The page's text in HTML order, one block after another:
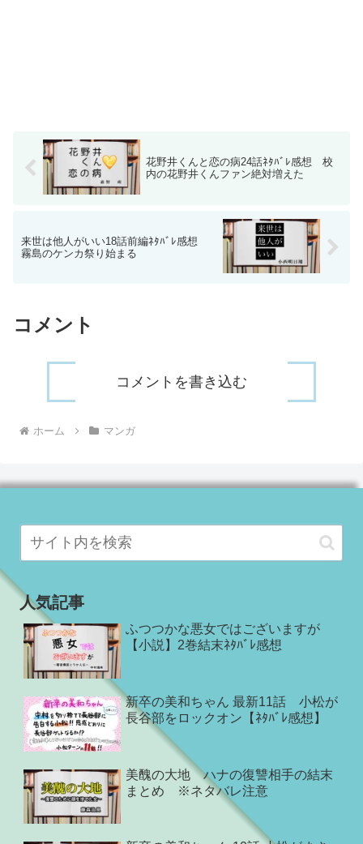
花野井くんと恋の病24話ﾈﾀﾊﾞﾚ感想 校
内の花野井くんファン絶対増えた
来世は他人がいい18話前編ﾈﾀﾊﾞﾚ感想
霧島のケンカ祭り始まる
コメント
コメントを書き込む
ホーム マンガ
人気記事
ふつつかな悪女ではございますが
【小説】2巻結末ﾈﾀﾊﾞﾚ感想
新卒の美和ちゃん 最新11話 小松が
長谷部をロックオン【ﾈﾀﾊﾞﾚ感想】
美醜の大地 ハナの復讐相手の結末
まとめ ※ネタバレ注意